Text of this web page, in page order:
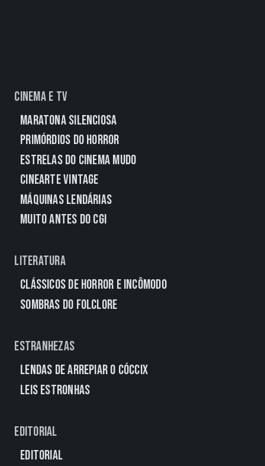
Cinema e TV
Maratona Silenciosa
Primórdios do Horror
Estrelas do Cinema Mudo
CineArte Vintage
Máquinas Lendárias
Muito Antes do CGI
Literatura
Clássicos de Horror e Incômodo
Sombras do Folclore
Estranhezas
Lendas de Arrepiar o Cóccix
Leis Estronhas
Editorial
Editorial